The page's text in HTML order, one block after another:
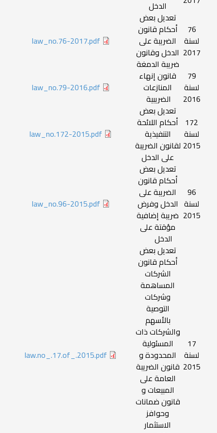
الدخل
76
لسنة
2017
تعديل بعض
أحكام قانون
الضريبة على
الدخل وقانون
ضريبة الدمغة
law_no.76-2017.pdf
79
لسنة
2016
قانون إنهاء
المنازعات
الضريبية
law_no.79-2016.pdf
172
لسنة
2015
تعديل بعض
أحكام اللائحة
التنفيذية
لقانون الضريبة
على الدخل
law_no.172-2015.pdf
96
لسنة
2015
تعديل بعض
أحكام قانون
الضريبة على
الدخل وفرض
ضريبة إضافية
مؤقتة على
الدخل
law_no.96-2015.pdf
17
لسنة
2015
تعديل بعض
أحكام قانون
الشركات
المساهمة
وشركات
التوصية
بالأسهم
والشركات ذات
المسئولية
المحدودة و
قانون الضريبة
العامة على
المبيعات و
قانون ضمانات
وحوافز
الاستثمار
law.no_.17.of_.2015.pdf